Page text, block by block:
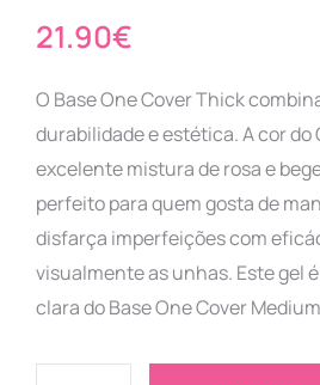
21.90€
O Base One Cover Thick
durabilidade e estética. A cor do
excelente mistura de rosa e
perfeito para quem gosta de
disfarça imperfeições com
visualmente as unhas. Este gel
clara do Base One Cover